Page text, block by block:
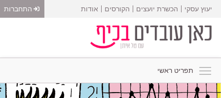
יעוץ עסקי הכשרת יועצים הקורסים אודות התחברות
תפריט ראשי